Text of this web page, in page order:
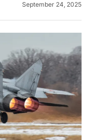
September 24, 2025